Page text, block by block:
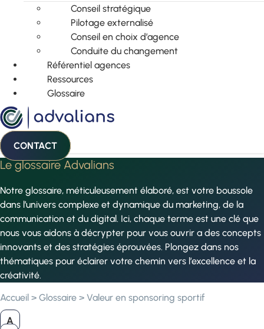
Conseil stratégique
Pilotage externalisé
Conseil en choix d’agence
Conduite du changement
Référentiel agences
Ressources
Glossaire
CONTACT
Le glossaire Advalians
Notre glossaire, méticuleusement élaboré, est votre boussole
dans l’univers complexe et dynamique du marketing, de la
communication et du digital. Ici, chaque terme est une clé que
nous vous aidons à décrypter pour vous ouvrir a des concepts
innovants et des stratégies éprouvées. Plongez dans nos
thématiques pour éclairer votre chemin vers l’excellence et la
créativité.
Accueil > Glossaire > Valeur en sponsoring sportif
A